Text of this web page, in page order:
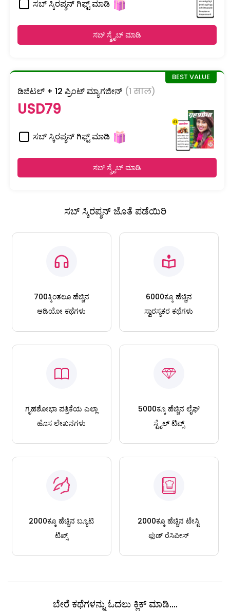
ಸಬ್ ಸ್ಕಿರಪ್ಶನ್ ಗಿಫ್ಟ್ ಮಾಡಿ
ಸಬ್ ಸ್ಕ್ರೈಬ್ ಮಾಡಿ
ಡಿಜಿಟಲ್ + 12 ಪ್ರಿಂಟ್ ಮ್ಯಾಗಜೀನ್ (1 साल)
USD79
ಸಬ್ ಸ್ಕಿರಪ್ಶನ್ ಗಿಫ್ಟ್ ಮಾಡಿ
ಸಬ್ ಸ್ಕ್ರೈಬ್ ಮಾಡಿ
ಸಬ್ ಸ್ಕಿರಪ್ಶನ್ ಜೊತೆ ಪಡೆಯಿರಿ
700ಕ್ಕಿಂತಲೂ ಹೆಚ್ಚಿನ
ಆಡಿಯೋ ಕಥೆಗಳು
6000ಕ್ಕೂ ಹೆಚ್ಚಿನ
ಸ್ವಾರಸ್ಯಕರ ಕಥೆಗಳು
ಗೃಹಶೋಭಾ ಪತ್ರಿಕೆಯ ಎಲ್ಲಾ
ಹೊಸ ಲೇಖನಗಳು
5000ಕ್ಕೂ ಹೆಚ್ಚಿನ ಲೈಫ್
ಸ್ಟೈಲ್ ಟಿಪ್ಸ್
2000ಕ್ಕೂ ಹೆಚ್ಚಿನ ಬ್ಯೂಟಿ
ಟಿಪ್ಸ್
2000ಕ್ಕೂ ಹೆಚ್ಚಿನ ಟೇಸ್ಟಿ
ಫುಡ್ ರೆಸಿಪೀಸ್
ಬೇರೆ ಕಥೆಗಳನ್ನು ಓದಲು ಕ್ಲಿಕ್ ಮಾಡಿ....